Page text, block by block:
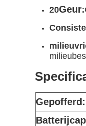
20Geur:
Gepofferd: